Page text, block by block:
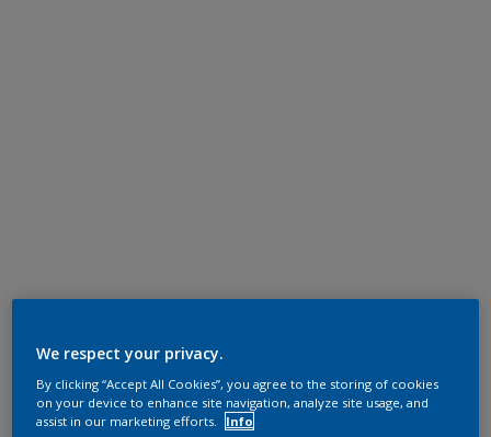
We respect your privacy.
By clicking “Accept All Cookies”, you agree to the storing of cookies
on your device to enhance site navigation, analyze site usage, and
assist in our marketing efforts.
Info